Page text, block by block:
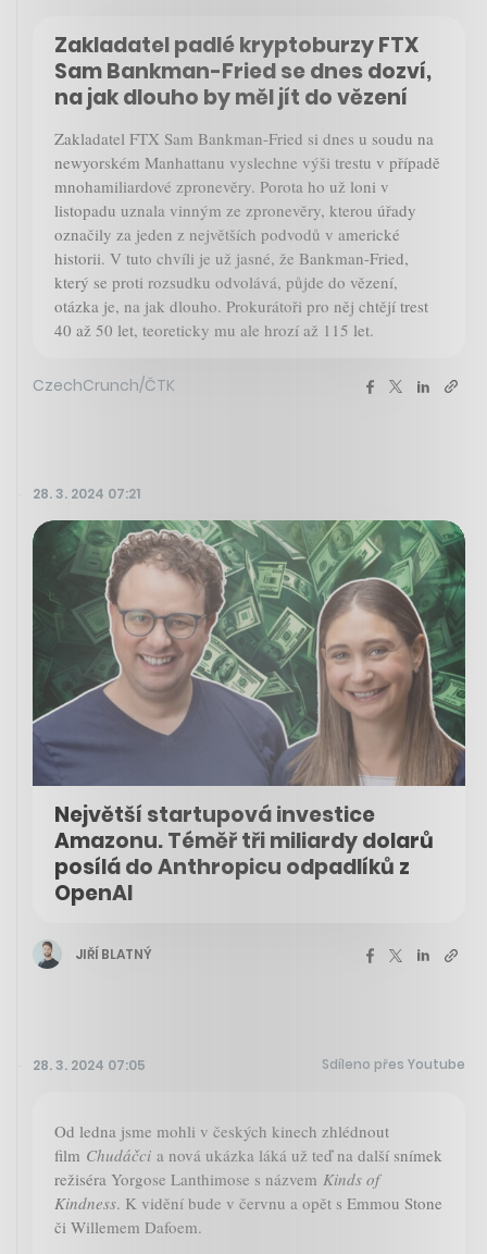
Zakladatel padlé kryptoburzy FTX
Sam Bankman-Fried se dnes dozví,
na jak dlouho by měl jít do vězení
Zakladatel FTX Sam Bankman-Fried si dnes u soudu na
newyorském Manhattanu vyslechne výši trestu v případě
mnohamiliardové zpronevěry. Porota ho už loni v
listopadu uznala vinným ze zpronevěry, kterou úřady
označily za jeden z největších podvodů v americké
historii. V tuto chvíli je už jasné, že Bankman-Fried,
který se proti rozsudku odvolává, půjde do vězení,
otázka je, na jak dlouho. Prokurátoři pro něj chtějí trest
40 až 50 let, teoreticky mu ale hrozí až 115 let.
CzechCrunch/ČTK
28. 3. 2024 07:21
Největší startupová investice
Amazonu. Téměř tři miliardy dolarů
posílá do Anthropicu odpadlíků z
OpenAI
JIŘÍ BLATNÝ
28. 3. 2024 07:05 Sdíleno přes Youtube
Od ledna jsme mohli v českých kinech zhlédnout
film Chudáčci a nová ukázka láká už teď na další snímek
režiséra Yorgose Lanthimose s názvem Kinds of
Kindness. K vidění bude v červnu a opět s Emmou Stone
či Willemem Dafoem.